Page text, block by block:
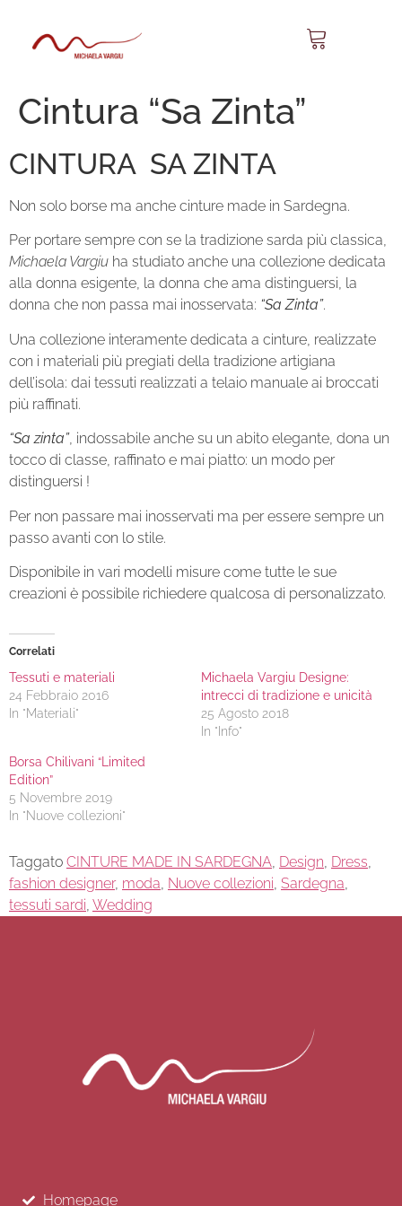
Cintura “Sa Zinta”
CINTURA SA ZINTA
Non solo borse ma anche cinture made in Sardegna.
Per portare sempre con se la tradizione sarda più classica,
Michaela Vargiu ha studiato anche una collezione dedicata
alla donna esigente, la donna che ama distinguersi, la
donna che non passa mai inosservata: “Sa Zinta”.
Una collezione interamente dedicata a cinture, realizzate
con i materiali più pregiati della tradizione artigiana
dell’isola: dai tessuti realizzati a telaio manuale ai broccati
più raffinati.
“Sa zinta”, indossabile anche su un abito elegante, dona un
tocco di classe, raffinato e mai piatto: un modo per
distinguersi !
Per non passare mai inosservati ma per essere sempre un
passo avanti con lo stile.
Disponibile in vari modelli misure come tutte le sue
creazioni è possibile richiedere qualcosa di personalizzato.
Correlati
Tessuti e materiali
24 Febbraio 2016
In "Materiali"
Michaela Vargiu Designe:
intrecci di tradizione e unicità
25 Agosto 2018
In "Info"
Borsa Chilivani “Limited
Edition”
5 Novembre 2019
In "Nuove collezioni"
Taggato CINTURE MADE IN SARDEGNA, Design, Dress,
fashion designer, moda, Nuove collezioni, Sardegna,
tessuti sardi, Wedding
Homepage